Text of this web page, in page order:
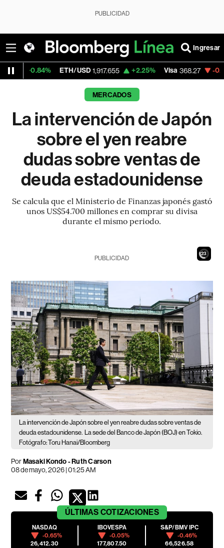
PUBLICIDAD
Ingresar
ETH/USD 1,917.655 +2.25% Visa 368.27 -0.36%
MERCADOS
La intervención de Japón
sobre el yen reabre
dudas sobre ventas de
deuda estadounidense
Se calcula que el Ministerio de Finanzas japonés gastó
unos US$54.700 millones en comprar su divisa
durante el mismo periodo.
21
PUBLICIDAD
La intervención de Japón sobre el yen reabre dudas sobre ventas de
deuda estadounidense. La sede del Banco de Japón (BOJ) en Tokio.
Fotógrafo: Toru Hanai/Bloomberg
PorMasaki Kondo - Ruth Carson
08 de mayo, 2026 | 01:25 AM
ÚLTIMAS COTIZACIONES
NASDAQ
-0.65%
26,412.30
IBOVESPA
-0.05%
177,807.50
S&P/BMV IPC
-0.46%
66,526.58